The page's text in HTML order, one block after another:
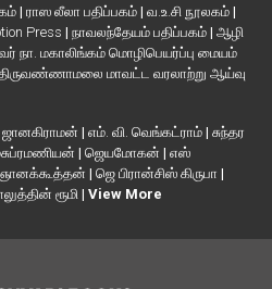
| ராஸ லீலா பதிப்பகம் | வ.உ.சி நூலகம் |
Press | நாவலந்தேயம் பதிப்பகம் | ஆழி
நா. மகாலிங்கம் மொழிபெயர்ப்பு மையம்
மாவட்ட வரலாற்று ஆய்வு
ஜானகிராமன் | எம். வி. வெங்கட்ராம் | சுந்தர
| ஜெயமோகன் | எஸ்
| ஜெ பிரான்சிஸ் கிருபா |
ரூமி | View More